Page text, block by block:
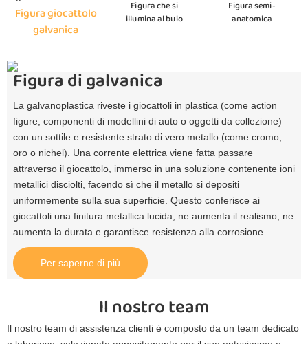
Figura giocattolo
galvanica
Figura che si
illumina al buio
Figura semi-
anatomica
Figura di galvanica
La galvanoplastica riveste i giocattoli in plastica (come action
figure, componenti di modellini di auto o oggetti da collezione)
con un sottile e resistente strato di vero metallo (come cromo,
oro o nichel). Una corrente elettrica viene fatta passare
attraverso il giocattolo, immerso in una soluzione contenente ioni
metallici disciolti, facendo sì che il metallo si depositi
uniformemente sulla sua superficie. Questo conferisce ai
giocattoli una finitura metallica lucida, ne aumenta il realismo, ne
aumenta la durata e garantisce resistenza alla corrosione.
Per saperne di più
Il nostro team
Il nostro team di assistenza clienti è composto da un team dedicato